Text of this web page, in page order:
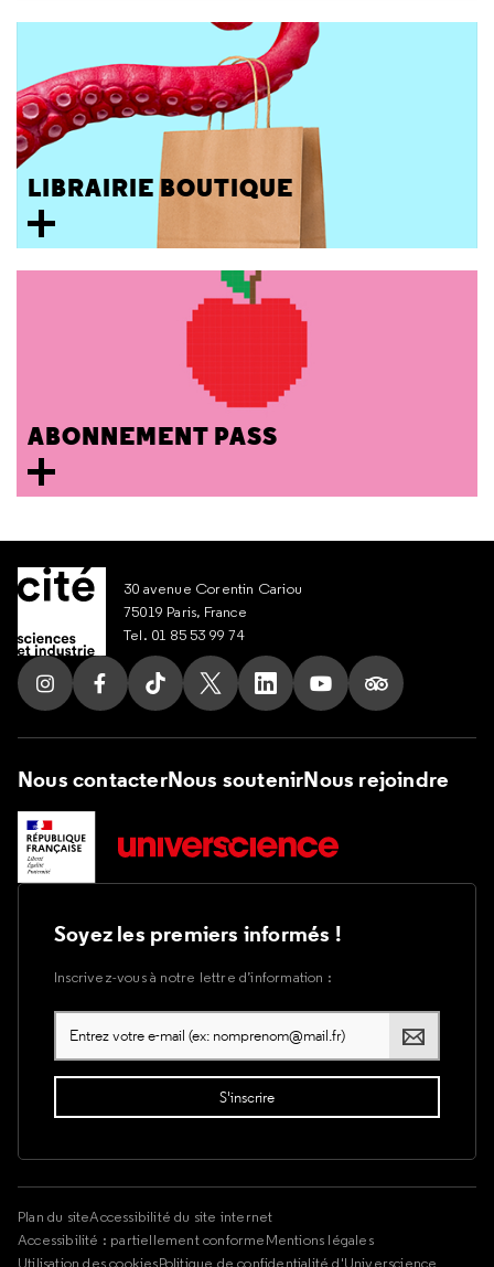
LIBRAIRIE BOUTIQUE
ABONNEMENT PASS
30 avenue Corentin Cariou
75019 Paris, France
Tel. 01 85 53 99 74
Suivez nous sur Instagram
Suivez nous sur Facebook
Suivez nous sur Tik Tok
Suivez nous sur X
Suivez nous sur LinkedIn
Suivez nous sur
Suivez nous
Nous contacterNous soutenirNous rejoindre
Soyez les premiers informés !
Inscrivez-vous à notre lettre d’information :
Plan du siteAccessibilité du site internet
Accessibilité : partiellement conformeMentions légales
Utilisation des cookiesPolitique de confidentialité d'Universcience